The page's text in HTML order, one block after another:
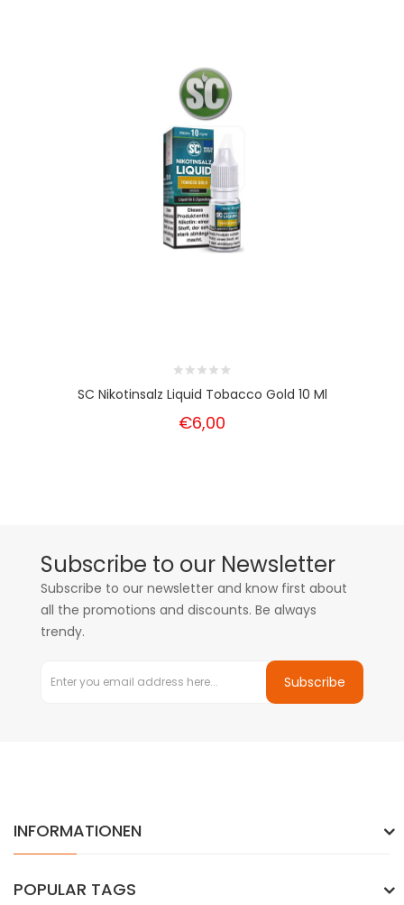
SC Nikotinsalz Liquid Tobacco Gold 10 Ml
€6,00
Subscribe to our Newsletter
Subscribe to our newsletter and know first about
all the promotions and discounts. Be always
trendy.
Subscribe
INFORMATIONEN
POPULAR TAGS